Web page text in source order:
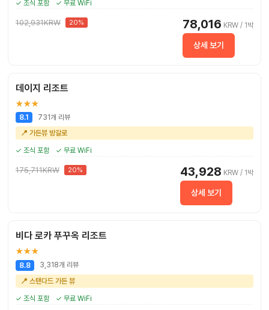
✓ 조식 포함 ✓ 무료 WiFi
102,931KRW 20% 78,016 KRW / 1박
상세 보기
데이지 리조트
★★★
8.1
731개 리뷰
📍 가든뷰 방갈로
✓ 조식 포함 ✓ 무료 WiFi
175,711KRW 20% 43,928 KRW / 1박
상세 보기
비다 로카 푸꾸옥 리조트
★★★
8.8
3,318개 리뷰
📍 스탠다드 가든 뷰
✓ 조식 포함 ✓ 무료 WiFi